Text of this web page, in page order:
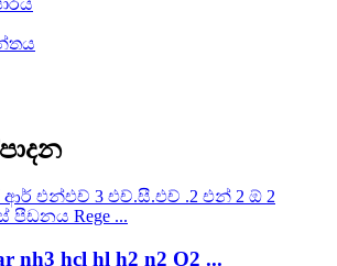
nh3 hcl hl h2 n2 O2 ...